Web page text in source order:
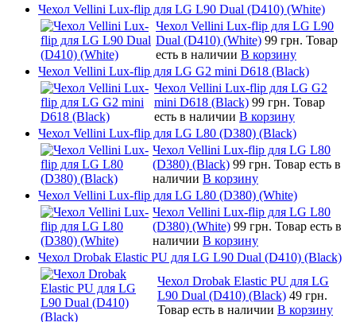
Чехол Vellini Lux-flip для LG L90 Dual (D410) (White)
Чехол Vellini Lux-flip для LG L90
Dual (D410) (White) 99 грн. Товар
есть в наличии В корзину
Чехол Vellini Lux-flip для LG G2 mini D618 (Black)
Чехол Vellini Lux-flip для LG G2
mini D618 (Black) 99 грн. Товар
есть в наличии В корзину
Чехол Vellini Lux-flip для LG L80 (D380) (Black)
Чехол Vellini Lux-flip для LG L80
(D380) (Black) 99 грн. Товар есть в
наличии В корзину
Чехол Vellini Lux-flip для LG L80 (D380) (White)
Чехол Vellini Lux-flip для LG L80
(D380) (White) 99 грн. Товар есть в
наличии В корзину
Чехол Drobak Elastic PU для LG L90 Dual (D410) (Black)
Чехол Drobak Elastic PU для LG
L90 Dual (D410) (Black) 49 грн.
Товар есть в наличии В корзину